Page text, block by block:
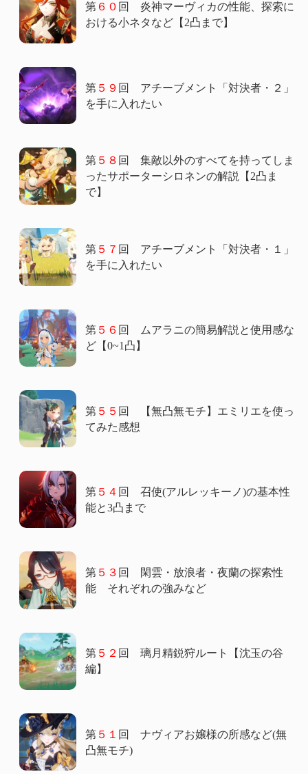
第６０ 回 炎神マーヴィカの性能、探索に
おける小ネタなど【2凸まで】
第５９ 回 アチーブメント「対決者・２」
を手に入れたい
第５８ 回 集敵以外のすべてを持ってしま
ったサポーターシロネンの解説【2凸ま
で】
第５７ 回 アチーブメント「対決者・１」
を手に入れたい
第５６ 回 ムアラニの簡易解説と使用感な
ど【0~1凸】
第５５ 回 【無凸無モチ】エミリエを使っ
てみた感想
第５４ 回 召使(アルレッキーノ)の基本性
能と3凸まで
第５３ 回 閑雲・放浪者・夜蘭の探索性
能 それぞれの強みなど
第５２ 回 璃月精鋭狩ルート【沈玉の谷
編】
第５１ 回 ナヴィアお嬢様の所感など(無
凸無モチ)